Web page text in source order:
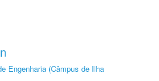
Engenharia (Câmpus de Ilha